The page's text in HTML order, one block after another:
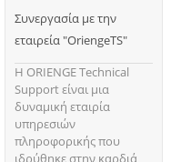
Συνεργασία με την
εταιρεία "OriengeTS"
Η ORIENGE Technical
Support είναι μια
δυναμική εταιρία
υπηρεσιών
πληροφορικής που
ιδρύθηκε στην καρδιά